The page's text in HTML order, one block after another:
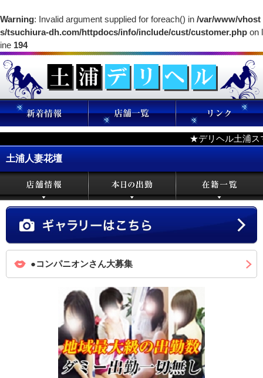
Warning: Invalid argument supplied for foreach() in /var/www/vhost
s/tsuchiura-dh.com/httpdocs/info/include/cust/customer.php on l
ine 194
★デリヘル土浦ス
土浦人妻花壇
●コンパニオンさん大募集